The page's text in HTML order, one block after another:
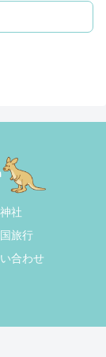
神社
旅行
合わせ